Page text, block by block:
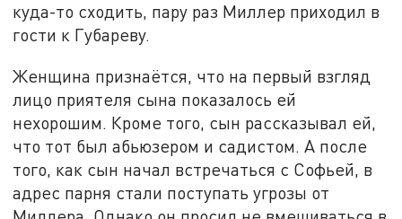
куда-то сходить, пару раз Миллер приходил в
гости к Губареву.
Женщина признаётся, что на первый взгляд
лицо приятеля сына показалось ей
нехорошим. Кроме того, сын рассказывал ей,
что тот был абьюзером и садистом. А после
того, как сын начал встречаться с Софьей, в
адрес парня стали поступать угрозы от